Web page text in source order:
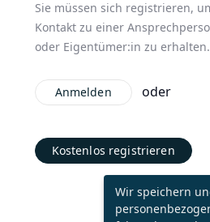
Sie müssen sich registrieren,
Kontakt zu einer
oder Eigentümer:in zu erhalten.
Anmelden oder
Kostenlos registrieren
Wir speichern